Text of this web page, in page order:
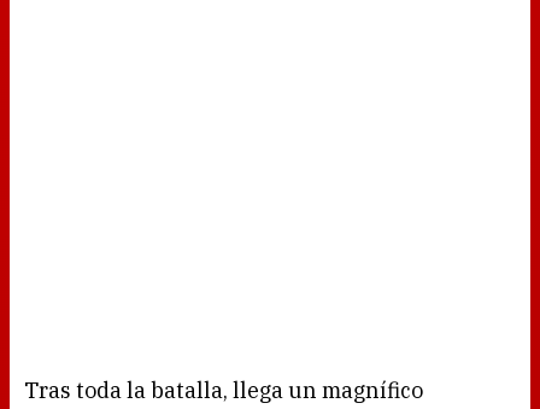
Tras toda la batalla, llega un magnífico